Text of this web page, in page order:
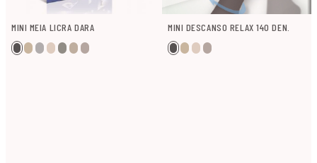
MINI MEIA LICRA DARA MINI DESCANSO RELAX 140 DEN.